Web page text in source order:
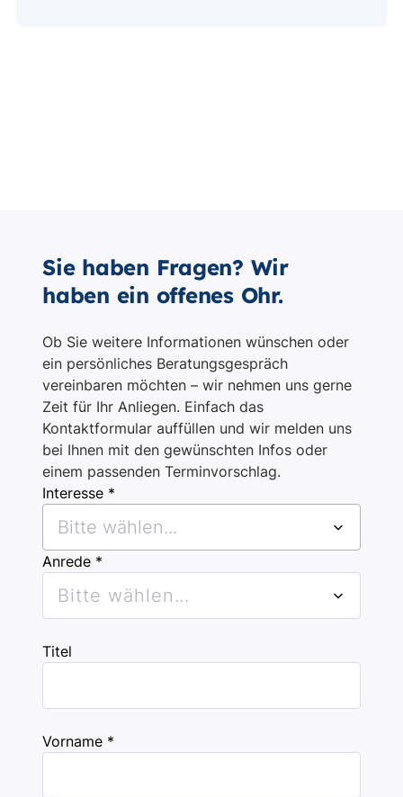
Sie haben Fragen? Wir
haben ein offenes Ohr.
Ob Sie weitere Informationen wünschen oder
ein persönliches Beratungsgespräch
vereinbaren möchten – wir nehmen uns gerne
Zeit für Ihr Anliegen. Einfach das
Kontaktformular auffüllen und wir melden uns
bei Ihnen mit den gewünschten Infos oder
einem passenden Terminvorschlag.
Interesse *
Bitte wählen...
Anrede *
Bitte wählen...
Titel
Vorname *